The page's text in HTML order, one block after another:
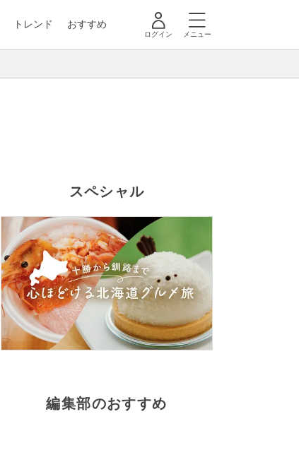
トレンド おすすめ
ログイン メニュー
スペシャル
編集部のおすすめ